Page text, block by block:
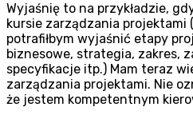
Wyjaśnię to na przykładzie,
kursie zarządzania projektami
potrafiłbym wyjaśnić etapy
biznesowe, strategia, zakres,
specyfikacje itp.) Mam teraz
zarządzania projektami. Nie
że jestem kompetentnym